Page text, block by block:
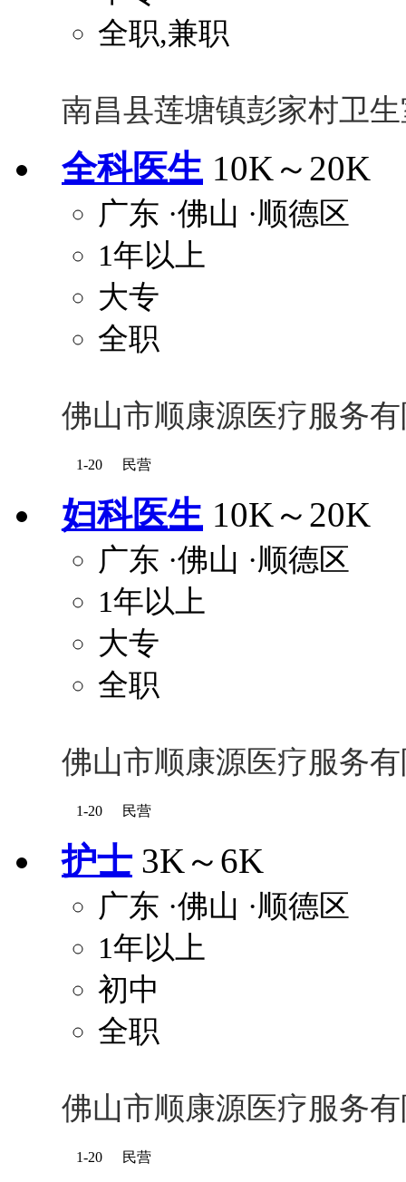
全职,兼职
南昌县莲塘镇彭家村卫
全科医生 10K～20K
广东 ·佛山 ·顺德区
1年以上
大专
全职
佛山市顺康源医疗服务
1-20 民营
妇科医生 10K～20K
广东 ·佛山 ·顺德区
1年以上
大专
全职
佛山市顺康源医疗服务
1-20 民营
护士 3K～6K
广东 ·佛山 ·顺德区
1年以上
初中
全职
佛山市顺康源医疗服务
1-20 民营